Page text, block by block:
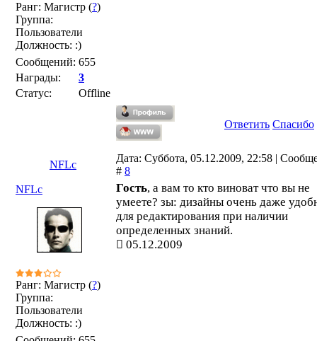
Ранг: Магистр (?)
Группа:
Пользователи
Должность: :)
Сообщений: 655
Награды:
3
Статус:
Offline
Ответить Спасибо
NFLc
Дата: Суббота, 05.12.2009, 22:58 |
# 8
NFLc
Ранг: Магистр (?)
Группа:
Пользователи
Должность: :)
Гость, а вам то кто виноват что вы не
умеете? зы: дизайны очень даже
для редактирования при наличии
определенных знаний.
05.12.2009